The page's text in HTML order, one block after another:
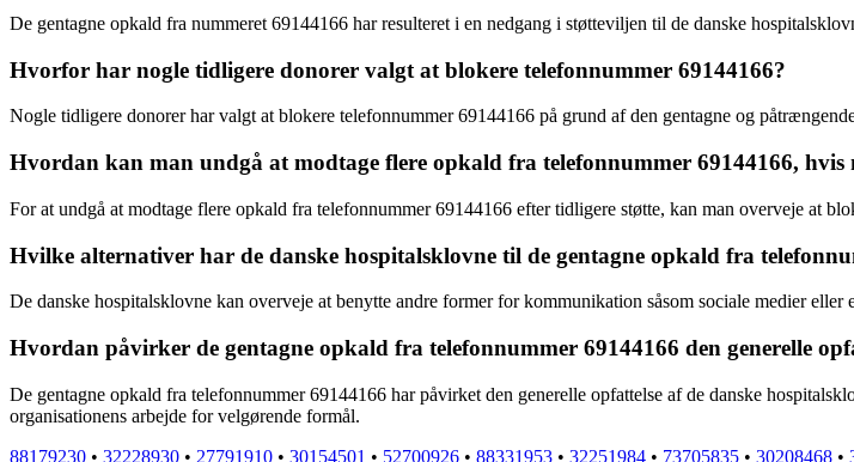
De gentagne opkald fra nummeret 69144166 har resulteret i en nedgang i støtteviljen til de danske
Hvorfor har nogle tidligere donorer valgt at blokere telefonnummer 69144166?
Nogle tidligere donorer har valgt at blokere telefonnummer 69144166 på grund af den gentagne og
Hvordan kan man undgå at modtage flere opkald fra telefonnummer 69144166, hvis
For at undgå at modtage flere opkald fra telefonnummer 69144166 efter tidligere støtte, kan man overveje at
Hvilke alternativer har de danske hospitalsklovne til de gentagne opkald fra
De danske hospitalsklovne kan overveje at benytte andre former for kommunikation såsom sociale medier
Hvordan påvirker de gentagne opkald fra telefonnummer 69144166 den generelle
De gentagne opkald fra telefonnummer 69144166 har påvirket den generelle opfattelse af de danske
organisationens arbejde for velgørende formål.
88179230 • 32228930 • 27791910 • 30154501 • 52700926 • 88331953 • 32251984 • 73705835 • 30208468 •